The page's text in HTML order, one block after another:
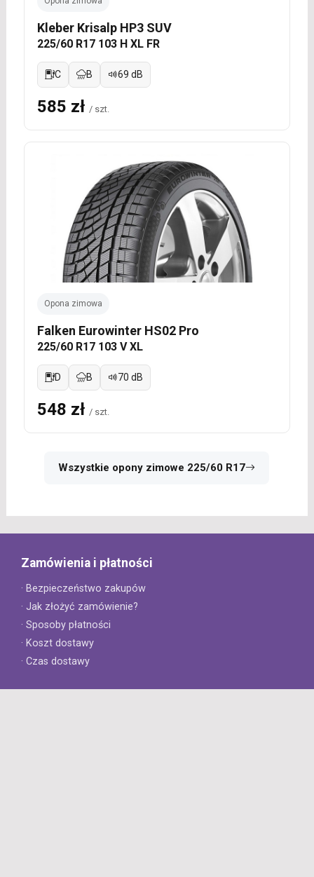
Kleber Krisalp HP3 SUV
225/60 R17 103 H XL FR
C B 69 dB
585 zł / szt.
Opona zimowa
Falken Eurowinter HS02 Pro
225/60 R17 103 V XL
D B 70 dB
548 zł / szt.
Wszystkie opony zimowe 225/60 R17
Zamówienia i płatności
· Bezpieczeństwo zakupów
· Jak złożyć zamówienie?
· Sposoby płatności
· Koszt dostawy
· Czas dostawy